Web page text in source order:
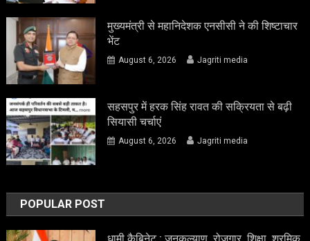
मुख्यमंत्री से महानिदेशक एनसीसी ने की शिष्टाचार
भेंट
August 6, 2026 Jagriti media
सहसपुर में हरक सिंह रावत की सक्रियता से बढ़ी
सियासी चर्चाएं
August 6, 2026 Jagriti media
POPULAR POST